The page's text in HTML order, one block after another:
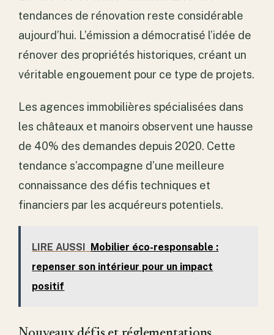
tendances de rénovation reste considérable
aujourd’hui. L’émission a démocratisé l’idée de
rénover des propriétés historiques, créant un
véritable engouement pour ce type de projets.
Les agences immobilières spécialisées dans
les châteaux et manoirs observent une hausse
de 40% des demandes depuis 2020. Cette
tendance s’accompagne d’une meilleure
connaissance des défis techniques et
financiers par les acquéreurs potentiels.
LIRE AUSSI Mobilier éco-responsable :
repenser son intérieur pour un impact
positif